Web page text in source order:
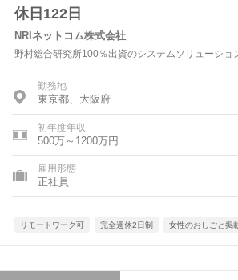
休日122日
NRIネットコム株式会社
野村総合研究所100％出資のシステムソリューショ
勤務地
東京都、大阪府
初年度年収
500万～1200万円
雇用形態
正社員
リモートワーク可 完全週休2日制 女性のおしごと掲